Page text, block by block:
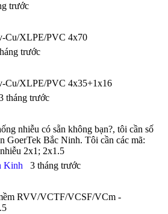
trước
Cu/XLPE/PVC 4x70
trước
Cu/XLPE/PVC 4x35+1x16
tháng trước
nhiễu có sẵn không bạn?, tôi cần số
GoerTek Bắc Ninh. Tôi cần các mã:
2x1; 2x1.5
Kinh 3 tháng trước
RVV/VCTF/VCSF/VCm -